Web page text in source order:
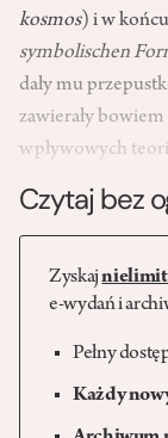
kosmos) i w
symbolischen
dały mu
zawierały
wpływowych
Czytaj bez
Zyskaj
e-wydań i
Pełny
Każdy